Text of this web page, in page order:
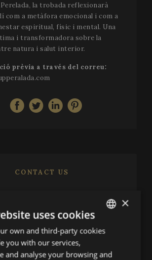
la trobada reflexionarà
com a metàfora emocional i com a
espiritual, físic i mental. Una
i transformadora sobre la
natura i salut interior.
prèvia a través del correu:
CONTACT US
(+34) 972 53 81 25
(+34) 972 53 82 92
ENGLISH
×
uses cookies
own and third-party cookies
you with our services,
and analyse your browsing and